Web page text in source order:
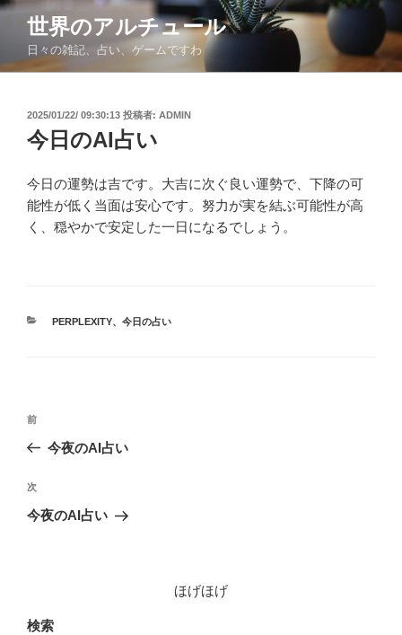
コ
ン
世界のアルチュール
日々の雑記、占い、ゲームですわ
投
稿
日:
2025/01/22/ 09:30:13 投稿者: ADMIN
今日のAI占い
今日の運勢は吉です。大吉に次ぐ良い運勢で、下降の可
能性が低く当面は安心です。努力が実を結ぶ可能性が高
く、穏やかで安定した一日になるでしょう。
カ
PERPLEXITY、 今日の占い
投
ビ
ゲ
前
の
稿
前
今夜のAI占い
次
の
次
今夜のAI占い
ほげほげ
検索